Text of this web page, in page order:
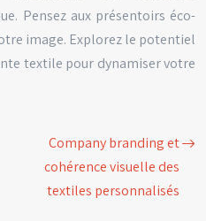
Pensez aux présentoirs éco-
image. Explorez le potentiel
textile pour dynamiser votre
Company branding et
cohérence visuelle des
textiles personnalisés